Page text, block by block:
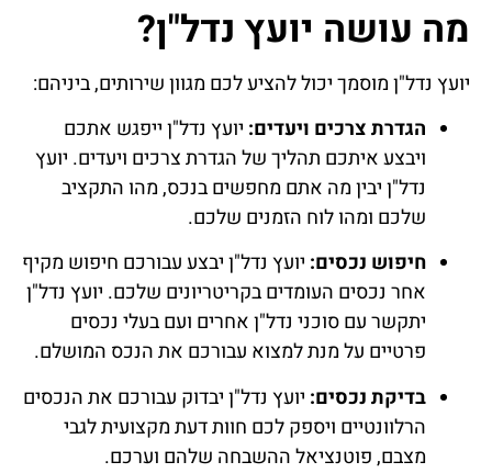
מה עושה יועץ נדל"ן?
יועץ נדל"ן מוסמך יכול להציע לכם מגוון שירותים, ביניהם:
הגדרת צרכים ויעדים: יועץ נדל"ן ייפגש אתכם
ויבצע איתכם תהליך של הגדרת צרכים ויעדים. יועץ
נדל"ן יבין מה אתם מחפשים בנכס, מהו התקציב
שלכם ומהו לוח הזמנים שלכם.
חיפוש נכסים: יועץ נדל"ן יבצע עבורכם חיפוש מקיף
אחר נכסים העומדים בקריטריונים שלכם. יועץ נדל"ן
יתקשר עם סוכני נדל"ן אחרים ועם בעלי נכסים
פרטיים על מנת למצוא עבורכם את הנכס המושלם.
בדיקת נכסים: יועץ נדל"ן יבדוק עבורכם את הנכסים
הרלוונטיים ויספק לכם חוות דעת מקצועית לגבי
מצבם, פוטנציאל ההשבחה שלהם וערכם.